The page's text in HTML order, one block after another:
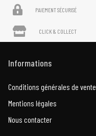
PAIEMENT SÉCURISÉ
CLICK & COLLECT
Informations
Conditions générales de vente
Mentions légales
Nous contacter